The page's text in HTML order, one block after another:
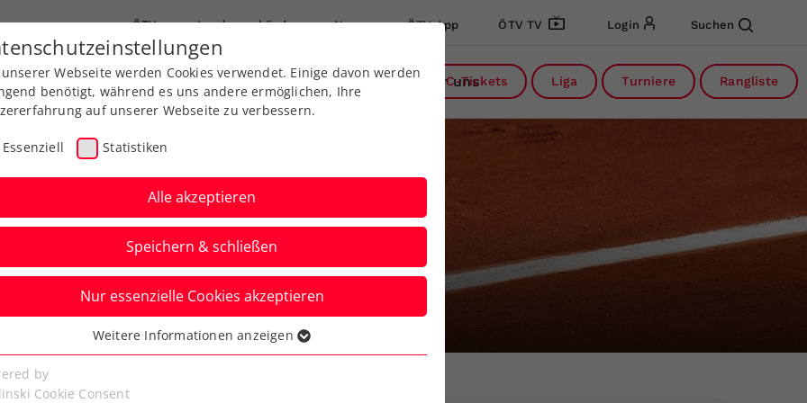
ÖTV Landesverbände News ÖTV App ÖTV TV Login Suchen
Leistungssport Ausbildung Services Über uns
DC-Tickets Liga Turniere Rangliste
Aktuelle News
Webseite werden Cookies verwendet. Einige davon werden
benötigt, während es uns andere ermöglichen, Ihre
auf unserer Webseite zu verbessern.
Essenziell Statistiken
Alle akzeptieren
Speichern & schließen
Nur essenzielle Cookies akzeptieren
Cookies werden für grundlegende Funktionen der
benötigt. Dadurch ist gewährleistet, dass die Webseite
Weitere Informationen anzeigen
by
Cookie Consent